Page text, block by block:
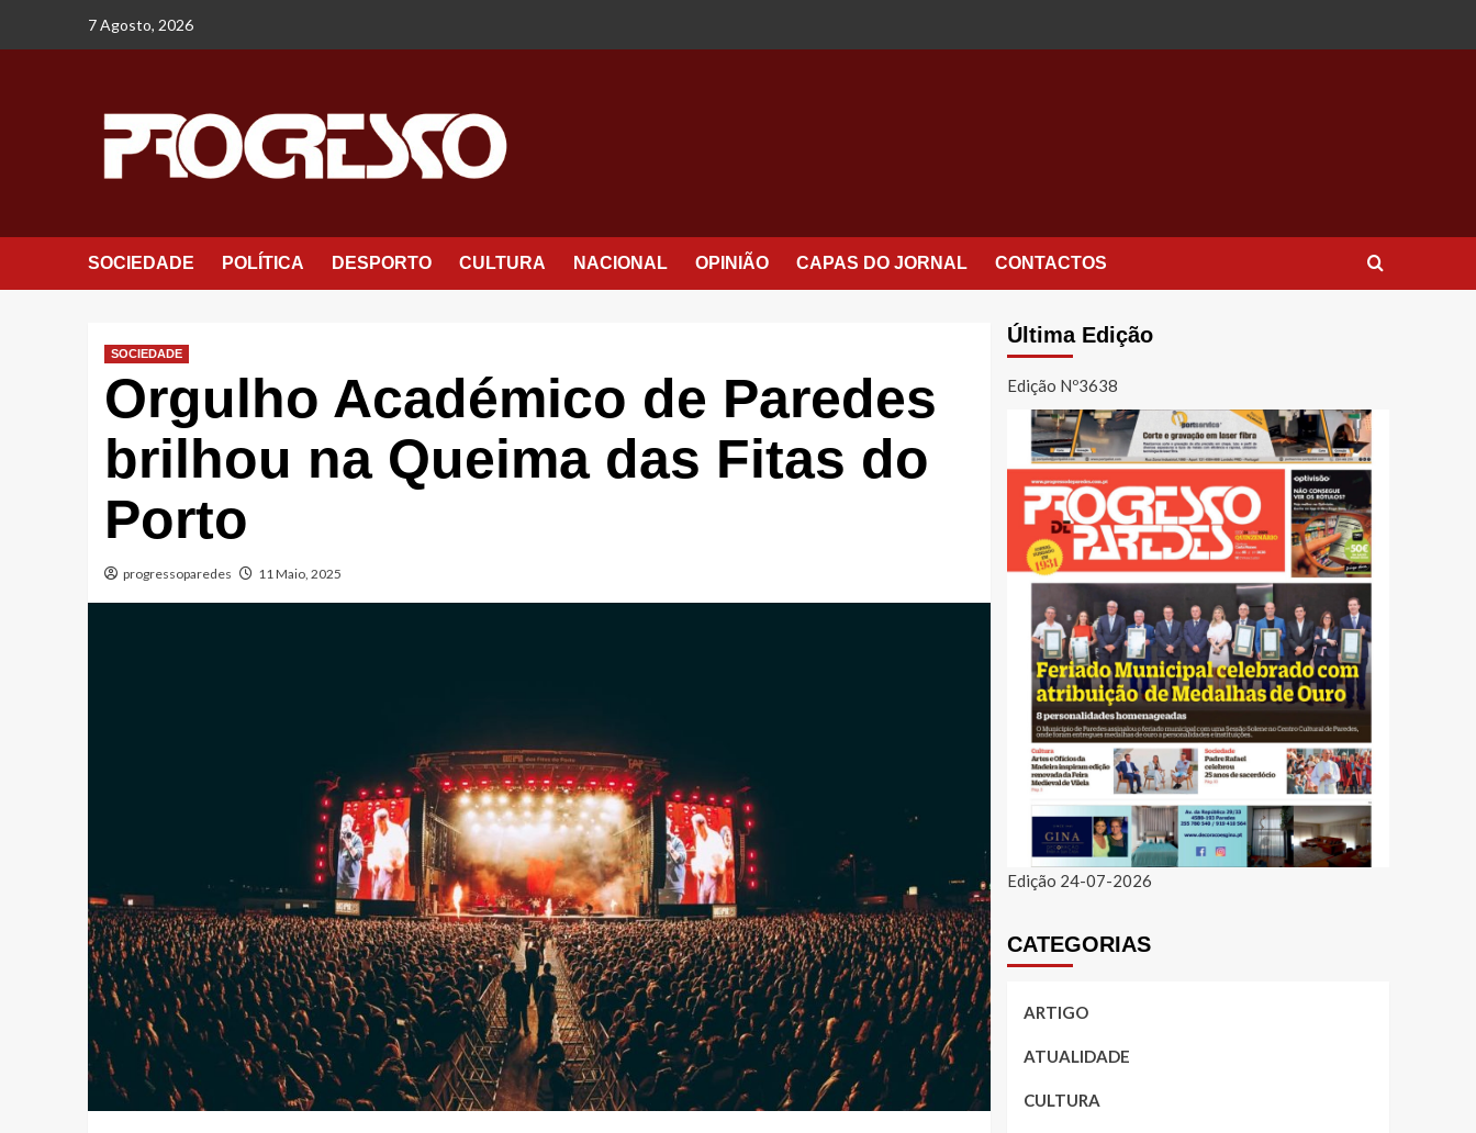
7 Agosto, 2026
SOCIEDADE POLÍTICA DESPORTO CULTURA NACIONAL OPINIÃO CAPAS DO JORNAL CONTACTOS
SOCIEDADE
Orgulho Académico de Paredes
brilhou na Queima das Fitas do
Porto
progressoparedes 11 Maio, 2025
Última Edição
Edição Nº3638
Edição 24-07-2026
CATEGORIAS
ARTIGO
ATUALIDADE
CULTURA